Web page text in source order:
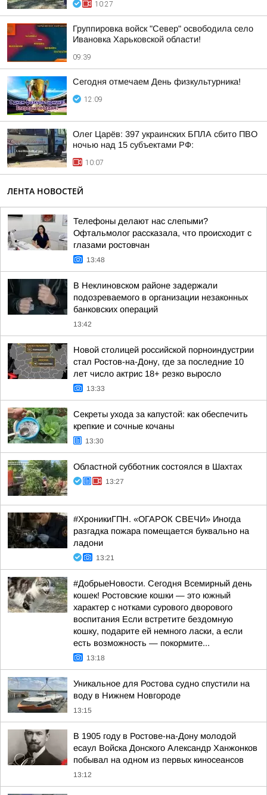
10:27
Группировка войск "Север" освободила село
Ивановка Харьковской области!
09:39
Сегодня отмечаем День физкультурника!
12:09
Олег Царёв: 397 украинских БПЛА сбито ПВО
ночью над 15 субъектами РФ:
10:07
ЛЕНТА НОВОСТЕЙ
Телефоны делают нас слепыми?
Офтальмолог рассказала, что происходит с
глазами ростовчан
13:48
В Неклиновском районе задержали
подозреваемого в организации незаконных
банковских операций
13:42
Новой столицей российской порноиндустрии
стал Ростов-на-Дону, где за последние 10
лет число актрис 18+ резко выросло
13:33
Секреты ухода за капустой: как обеспечить
крепкие и сочные кочаны
13:30
Областной субботник состоялся в Шахтах
13:27
#ХроникиГПН. «ОГАРОК СВЕЧИ» Иногда
разгадка пожара помещается буквально на
ладони
13:21
#ДобрыеНовости. Сегодня Всемирный день
кошек! Ростовские кошки — это южный
характер с нотками сурового дворового
воспитания Если встретите бездомную
кошку, подарите ей немного ласки, а если
есть возможность — покормите...
13:18
Уникальное для Ростова судно спустили на
воду в Нижнем Новгороде
13:15
В 1905 году в Ростове-на-Дону молодой
есаул Войска Донского Александр Ханжонков
побывал на одном из первых киносеансов
13:12